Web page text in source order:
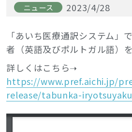
ニュース 2023/4/28
「あいち医療通訳システム」
者（英語及びポルトガル語）
詳しくはこちら➝
https://www.pref.aichi.jp/
release/tabunka-
最新情報
外国人のひとへ
瀬戸市安全安心情報
瀬戸市国際センターの